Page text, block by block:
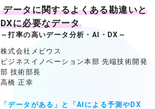
データに関するよくある勘違いと
DXに必要なデータ
～打率の高いデータ分析・AI・DX～
株式会社メビウス
ビジネスイノベーション本部 先端技術開発
部 技術部長
高橋 正幸
「データがある」と「AIによる予測やDX